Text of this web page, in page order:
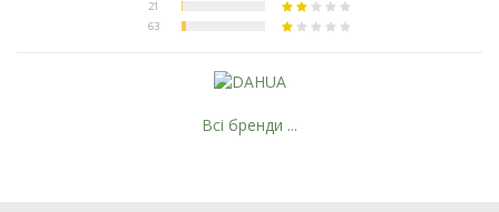
Всі бренди ...